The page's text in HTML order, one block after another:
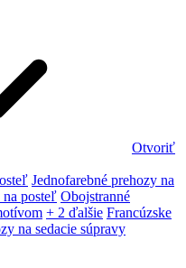
Otvoriť
Jednofarebné prehozy na
na posteľ Obojstranné
+ 2 ďalšie Francúzske
na sedacie súpravy